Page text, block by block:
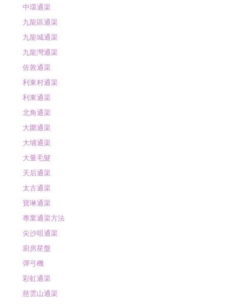
中環通渠
九龍區通渠
九龍城通渠
九龍灣通渠
佐敦通渠
利東村通渠
利東通渠
北角通渠
大圍通渠
大埔通渠
大量毛髮
天后通渠
太古通渠
寶琳通渠
專業通渠方法
尖沙咀通渠
廚房星盤
彈弓機
彩虹通渠
慈雲山通渠